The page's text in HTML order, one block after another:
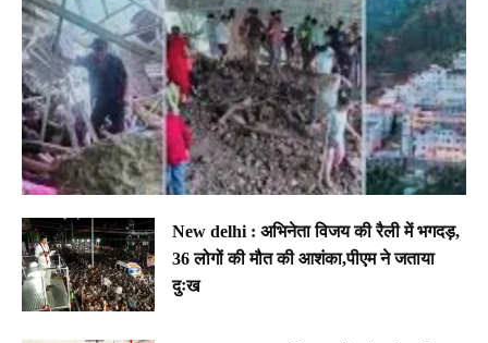
New delhi : अभिनेता विजय की रैली में भगदड़,
36 लोगों की मौत की आशंका,पीएम ने जताया
दुःख